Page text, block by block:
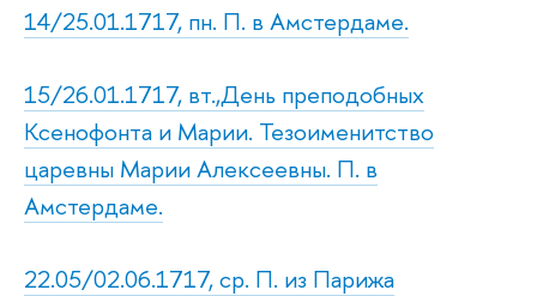
14/25.01.1717, пн. П. в Амстердаме.
15/26.01.1717, вт.,День преподобных
Ксенофонта и Марии. Тезоименитство
царевны Марии Алексеевны. П. в
Амстердаме.
22.05/02.06.1717, ср. П. из Парижа